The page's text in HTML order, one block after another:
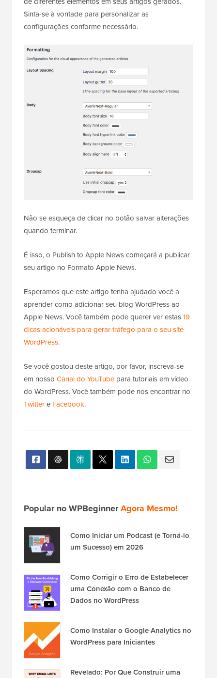
Sinta-se à vontade para personalizar as
configurações conforme necessário.
Não se esqueça de clicar no botão salvar alterações
quando terminar.
É isso, o Publish to Apple News começará a publicar
seu artigo no Formato Apple News.
Esperamos que este artigo tenha ajudado você a
aprender como adicionar seu blog WordPress ao
Apple News. Você também pode querer ver estas19
dicas acionáveis para gerar tráfego para o seu site
WordPress.
Se você gostou deste artigo, por favor, inscreva-se
em nosso Canal do YouTube para tutoriais em vídeo
do WordPress. Você também pode nos encontrar no
Twittere Facebook.
Popular no WPBeginnerAgora Mesmo!
Como Iniciar um Podcast (e Torná-lo
um Sucesso) em 2026
Como Corrigir o Erro de Estabelecer
uma Conexão com o Banco de
Dados no WordPress
Como Instalar o Google Analytics no
WordPress para Iniciantes
Revelado: Por Que Construir uma